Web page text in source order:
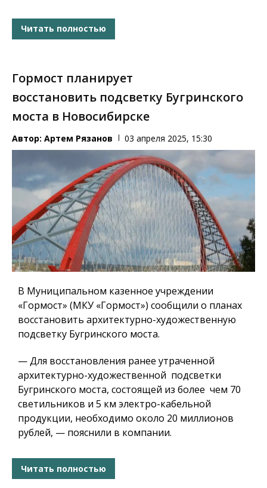
Читать полностью
Гормост планирует
восстановить подсветку Бугринского
моста в Новосибирске
Автор: Артем Рязанов 03 апреля 2025, 15:30
В Муниципальном казенное учреждении
«Гормост» (МКУ «Гормост») сообщили о планах
восстановить архитектурно-художественную
подсветку Бугринского моста.
— Для восстановления ранее утраченной
архитектурно-художественной подсветки
Бугринского моста, состоящей из более чем 70
светильников и 5 км электро-кабельной
продукции, необходимо около 20 миллионов
рублей, — пояснили в компании.
Читать полностью